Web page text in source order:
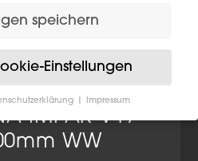
IMPAR V17
WW
speichern
Einstellungen
Impressum
sind und Ihre Zustimmung